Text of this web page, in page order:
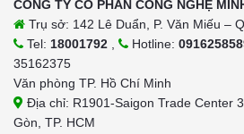
CÔNG TY CỔ PHẦN CÔNG NGHỆ
Trụ sở: 142 Lê Duẩn, P. Văn Miếu –
Tel: 18001792 Hotline:
35162375
Văn phòng TP. Hồ Chí Minh
Địa chỉ: R1901-Saigon Trade Center
Gòn, TP. HCM